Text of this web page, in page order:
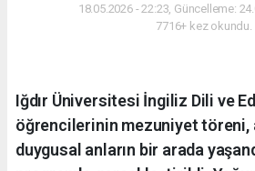
18.05.2026 - 22:23, Güncelleme:
7716+ kez okundu.
Iğdır Üniversitesi İngiliz Dili ve
öğrencilerinin mezuniyet töreni,
duygusal anların bir arada